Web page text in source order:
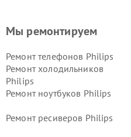
Мы ремонтируем
Ремонт телефонов Philips
Ремонт холодильников
Philips
Ремонт ноутбуков Philips
Ремонт ресиверов Philips